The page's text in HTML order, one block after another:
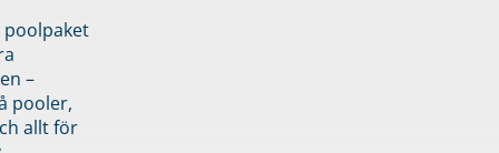
–
pooler,
allt för